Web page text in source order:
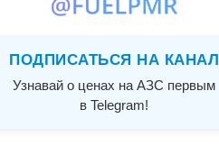
ПОДПИСАТЬСЯ НА КАНАЛ
Узнавай о ценах на АЗС первым
в Telegram!